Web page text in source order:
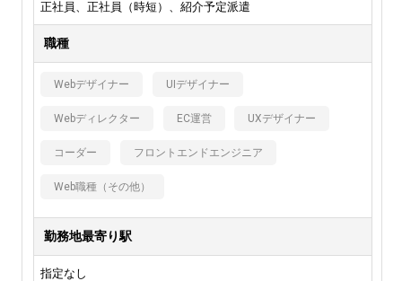
正社員、正社員（時短）、紹介予定派遣
職種
Webデザイナー UIデザイナー
Webディレクター EC運営 UXデザイナー
コーダー フロントエンドエンジニア
Web職種（その他）
勤務地最寄り駅
指定なし